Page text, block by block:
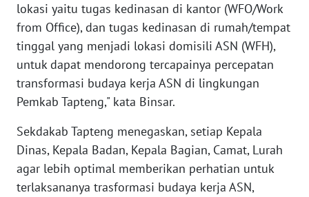
lokasi yaitu tugas kedinasan di kantor (WFO/Work
from Office), dan tugas kedinasan di rumah/tempat
tinggal yang menjadi lokasi domisili ASN (WFH),
untuk dapat mendorong tercapainya percepatan
transformasi budaya kerja ASN di lingkungan
Pemkab Tapteng," kata Binsar.
Sekdakab Tapteng menegaskan, setiap Kepala
Dinas, Kepala Badan, Kepala Bagian, Camat, Lurah
agar lebih optimal memberikan perhatian untuk
terlaksananya trasformasi budaya kerja ASN,
WN
SULBAR
WN
BABEL
SUMBAR
WN
SUMSEL